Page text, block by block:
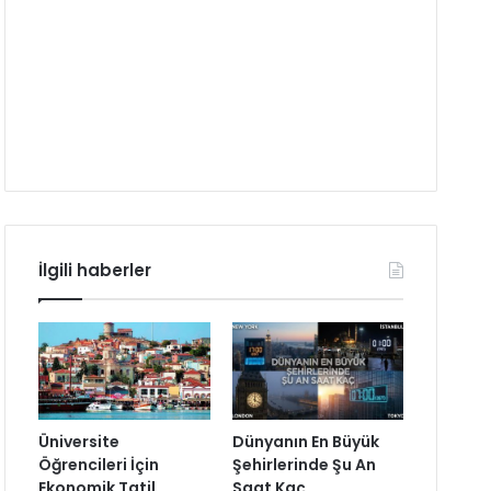
İlgili haberler
Üniversite
Öğrencileri İçin
Dünyanın En Büyük
Şehirlerinde Şu An